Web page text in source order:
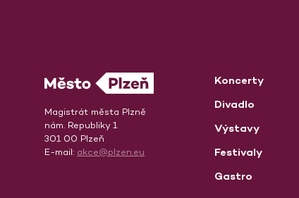
Magistrát města Plzně
nám. Republiky 1
301 00 Plzeň
E-mail: akce@plzen.eu
Koncerty
Divadlo
Výstavy
Festivaly
Gastro